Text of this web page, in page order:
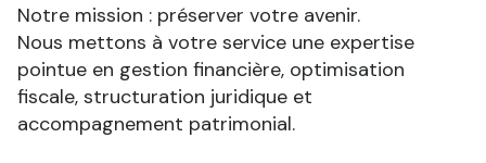
Notre mission : préserver votre avenir.
Nous mettons à votre service une expertise
pointue en gestion financière, optimisation
fiscale, structuration juridique et
accompagnement patrimonial.